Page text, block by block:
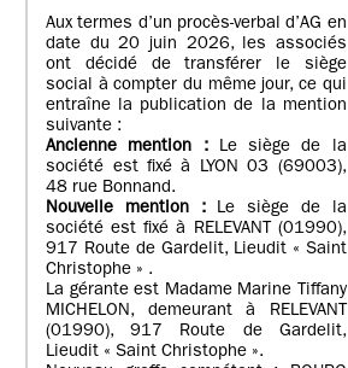
Aux termes d’un procès-verbal d’AG en
date du 20 juin 2026, les associés
ont décidé de transférer le siège
social à compter du même jour, ce qui
entraîne la publication de la mention
suivante :
Ancienne mention : Le siège de la
société est fixé à LYON 03 (69003),
48 rue Bonnand.
Nouvelle mention :
Le siège de la
société est fixé à RELEVANT (01990),
917 Route de Gardelit, Lieudit « Saint
Christophe » .
La gérante est Madame Marine Tiffany
MICHELON, demeurant à RELEVANT
(01990), 917 Route de Gardelit,
Lieudit « Saint Christophe ».